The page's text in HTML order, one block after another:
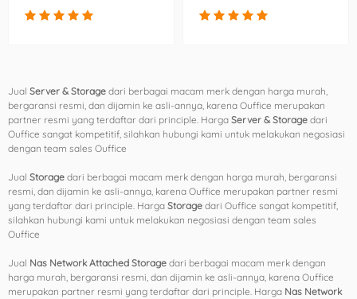
Jual Server & Storage dari berbagai macam merk dengan harga murah,
bergaransi resmi, dan dijamin ke asli-annya, karena Ouffice merupakan
partner resmi yang terdaftar dari principle. Harga Server & Storage dari
Ouffice sangat kompetitif, silahkan hubungi kami untuk melakukan negosiasi
dengan team sales Ouffice
Jual Storage dari berbagai macam merk dengan harga murah, bergaransi
resmi, dan dijamin ke asli-annya, karena Ouffice merupakan partner resmi
yang terdaftar dari principle. Harga Storage dari Ouffice sangat kompetitif,
silahkan hubungi kami untuk melakukan negosiasi dengan team sales
Ouffice
Jual Nas Network Attached Storage dari berbagai macam merk dengan
harga murah, bergaransi resmi, dan dijamin ke asli-annya, karena Ouffice
merupakan partner resmi yang terdaftar dari principle. Harga Nas Network